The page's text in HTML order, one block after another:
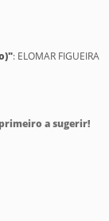
: ELOMAR FIGUEIRA
a sugerir!